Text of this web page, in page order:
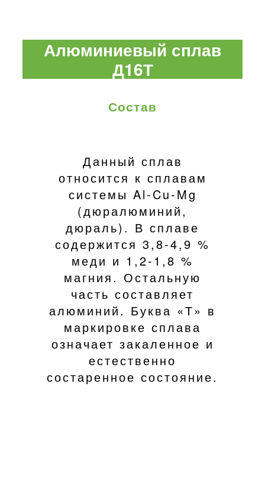
Алюминиевый сплав
Д16Т
Состав
Данный сплав
относится к сплавам
системы Al-Cu-Mg
(дюралюминий,
дюраль). В сплаве
содержится 3,8-4,9 %
меди и 1,2-1,8 %
магния. Остальную
часть составляет
алюминий. Буква «Т» в
маркировке сплава
означает закаленное и
естественно
состаренное состояние.